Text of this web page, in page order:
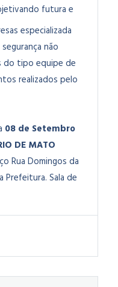
futura e
especializada
não
do tipo equipe de
realizados pelo
08 de Setembro
DE MATO
Rua Domingos da
Prefeitura. Sala de